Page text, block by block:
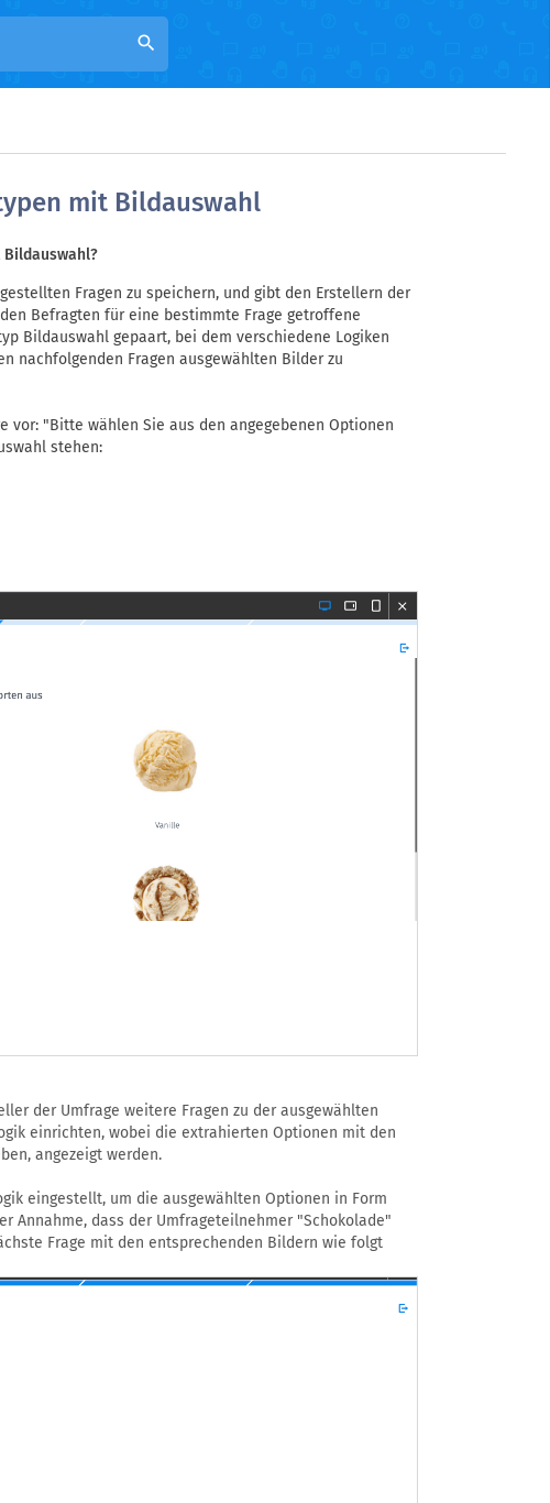
search
mit Bildauswahl
Fragen zu speichern, und gibt den Erstellern der
Befragten für eine bestimmte Frage getroffene
Bildauswahl gepaart, bei dem verschiedene Logiken
nachfolgenden Fragen ausgewählten Bilder zu
vor: "Bitte wählen Sie aus den angegebenen Optionen
stehen:
der Umfrage weitere Fragen zu der ausgewählten
einrichten, wobei die extrahierten Optionen mit den
angezeigt werden.
eingestellt, um die ausgewählten Optionen in Form
Annahme, dass der Umfrageteilnehmer "Schokolade"
Frage mit den entsprechenden Bildern wie folgt